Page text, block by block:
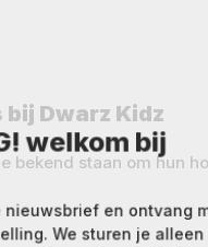
welkom bij
en ontvang
We sturen je alleen
bij Dwarz Kidz
bekend staan om hun